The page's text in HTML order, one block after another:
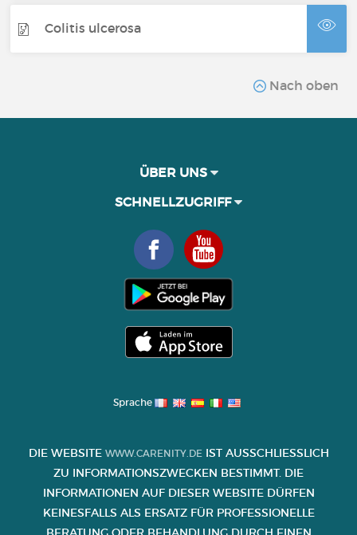
Colitis ulcerosa
Nach oben
ÜBER UNS
SCHNELLZUGRIFF
Sprache
DIE WEBSITE WWW.CARENITY.DEIST AUSSCHLIESSLICH Z
U INFORMATIONSZWECKEN BESTIMMT. DIE I
NFORMATIONEN AUF DIESER WEBSITE DÜRFEN K
EINESFALLS ALS ERSATZ FÜR PROFESSIONELLE B